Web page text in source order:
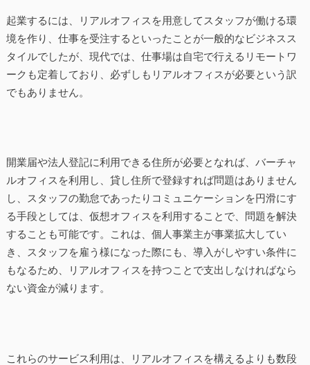
起業するには、リアルオフィスを用意してスタッフが働ける環
境を作り、仕事を受注するといったことが一般的なビジネスス
タイルでしたが、現代では、仕事場は自宅で行えるリモートワ
ークも定着しており、必ずしもリアルオフィスが必要という訳
でもありません。
開業届や法人登記に利用できる住所が必要となれば、バーチャ
ルオフィスを利用し、貸し住所で登録すれば問題はありません
し、スタッフの勤怠であったりコミュニケーションを円滑にす
る手段としては、仮想オフィスを利用することで、問題を解決
することも可能です。これは、個人事業主が事業拡大してい
き、スタッフを雇う様になった際にも、導入がしやすい条件に
もなるため、リアルオフィスを持つことで支出しなければなら
ない資金が減ります。
これらのサービス利用は、リアルオフィスを構えるよりも数段